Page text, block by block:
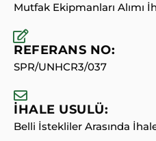
Mutfak Ekipmanları Alımı
REFERANS NO:
SPR/UNHCR3/037
İHALE USULÜ:
Belli İstekliler Arasında